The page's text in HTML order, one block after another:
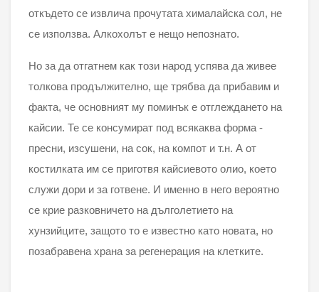
откъдето се извлича прочутата хималайска сол, не
се използва. Алкохолът е нещо непознато.
Но за да отгатнем как този народ успява да живее
толкова продължително, ще трябва да прибавим и
факта, че основният му поминък е отглеждането на
кайсии. Те се консумират под всякаква форма -
пресни, изсушени, на сок, на компот и т.н. А от
костилката им се приготвя кайсиевото олио, което
служи дори и за готвене. И именно в него вероятно
се крие разковничето на дълголетието на
хунзийците, защото то е известно като новата, но
позабравена храна за регенерация на клетките.